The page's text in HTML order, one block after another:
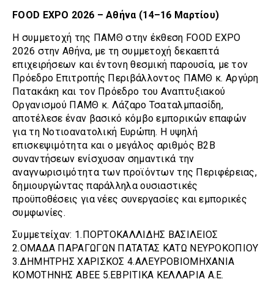
FOOD EXPO 2026 – Αθήνα (14–16 Μαρτίου)
Η συμμετοχή της ΠΑΜΘ στην έκθεση FOOD EXPO
2026 στην Αθήνα, με τη συμμετοχή δεκαεπτά
επιχειρήσεων και έντονη θεσμική παρουσία, με τον
Πρόεδρο Επιτροπής Περιβάλλοντος ΠΑΜΘ κ. Αργύρη
Πατακάκη και τον Πρόεδρο του Αναπτυξιακού
Οργανισμού ΠΑΜΘ κ. Λάζαρο Τσαταλμπασίδη,
αποτέλεσε έναν βασικό κόμβο εμπορικών επαφών
για τη Νοτιοανατολική Ευρώπη. Η υψηλή
επισκεψιμότητα και ο μεγάλος αριθμός B2B
συναντήσεων ενίσχυσαν σημαντικά την
αναγνωρισιμότητα των προϊόντων της Περιφέρειας,
δημιουργώντας παράλληλα ουσιαστικές
προϋποθέσεις για νέες συνεργασίες και εμπορικές
συμφωνίες.
Συμμετείχαν: 1.ΠΟΡΤΟΚΑΛΛΙΔΗΣ ΒΑΣΙΛΕΙΟΣ
2.ΟΜΑΔΑ ΠΑΡΑΓΩΓΩΝ ΠΑΤΑΤΑΣ ΚΑΤΩ ΝΕΥΡΟΚΟΠΙΟΥ
3.ΔΗΜΗΤΡΗΣ ΧΑΡΙΣΚΟΣ 4.ΑΛΕΥΡΟΒΙΟΜΗΧΑΝΙΑ
ΚΟΜΟΤΗΝΗΣ ΑΒΕΕ 5.ΕΒΡΙΤΙΚΑ ΚΕΛΛΑΡΙΑ Α.Ε.